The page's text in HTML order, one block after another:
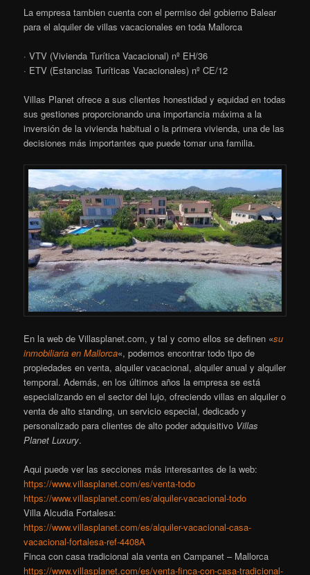
La empresa tambien cuenta con el permiso del gobierno Balear
para el alquiler de villas vacacionales en toda Mallorca
· VTV (Vivienda Turítica Vacacional) nº EH/36
· ETV (Estancias Turíticas Vacacionales) nº CE/12
Villas Planet ofrece a sus clientes honestidad y equidad en todas
sus gestiones proporcionando una importancia máxima a la
inversión de la vivienda habitual o la primera vivienda, una de las
decisiones más importantes que puede tomar una familia.
En la web de Villasplanet.com, y tal y como ellos se definen «su
inmobiliaria en Mallorca«, podemos encontrar todo tipo de
propiedades en venta, alquiler vacacional, alquiler anual y alquiler
temporal. Además, en los últimos años la empresa se está
especializando en el sector del lujo, ofreciendo villas en alquiler o
venta de alto standing, un servicio especial, dedicado y
personalizado para clientes de alto poder adquisitivo Villas
Planet Luxury.
Aqui puede ver las secciones más interesantes de la web:
https://www.villasplanet.com/es/venta-todo
https://www.villasplanet.com/es/alquiler-vacacional-todo
Villa Alcudia Fortalesa:
https://www.villasplanet.com/es/alquiler-vacacional-casa-
vacacional-fortalesa-ref-4408A
Finca con casa tradicional ala venta en Campanet – Mallorca
https://www.villasplanet.com/es/venta-finca-con-casa-tradicional-